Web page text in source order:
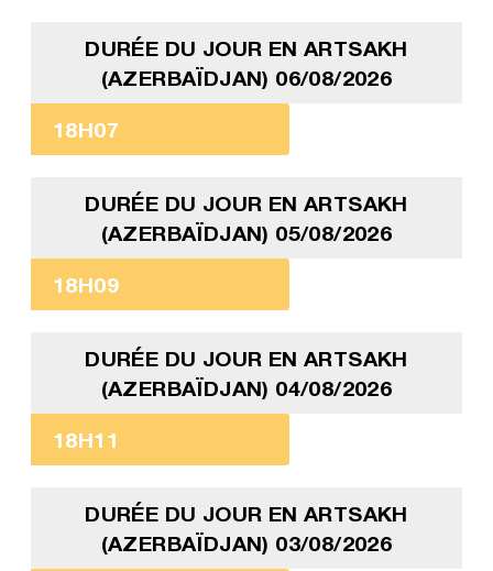
DURÉE DU JOUR EN ARTSAKH
(AZERBAÏDJAN) 06/08/2026
18H07
DURÉE DU JOUR EN ARTSAKH
(AZERBAÏDJAN) 05/08/2026
18H09
DURÉE DU JOUR EN ARTSAKH
(AZERBAÏDJAN) 04/08/2026
18H11
DURÉE DU JOUR EN ARTSAKH
(AZERBAÏDJAN) 03/08/2026